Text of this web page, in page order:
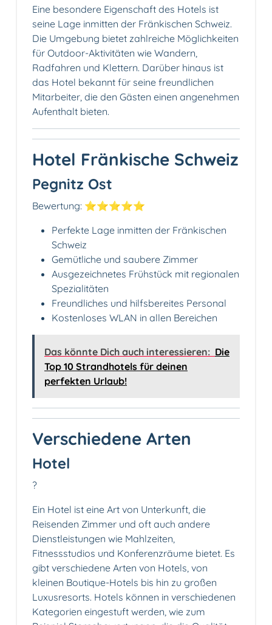
Eine besondere Eigenschaft des Hotels ist
seine Lage inmitten der Fränkischen Schweiz.
Die Umgebung bietet zahlreiche Möglichkeiten
für Outdoor-Aktivitäten wie Wandern,
Radfahren und Klettern. Darüber hinaus ist
das Hotel bekannt für seine freundlichen
Mitarbeiter, die den Gästen einen angenehmen
Aufenthalt bieten.
Hotel Fränkische Schweiz
Pegnitz Ost
Bewertung: ⭐⭐⭐⭐⭐
Perfekte Lage inmitten der Fränkischen
Schweiz
Gemütliche und saubere Zimmer
Ausgezeichnetes Frühstück mit regionalen
Spezialitäten
Freundliches und hilfsbereites Personal
Kostenloses WLAN in allen Bereichen
Das könnte Dich auch interessieren: Die
Top 10 Strandhotels für deinen
perfekten Urlaub!
Verschiedene Arten
Hotel
?
Ein Hotel ist eine Art von Unterkunft, die
Reisenden Zimmer und oft auch andere
Dienstleistungen wie Mahlzeiten,
Fitnessstudios und Konferenzräume bietet. Es
gibt verschiedene Arten von Hotels, von
kleinen Boutique-Hotels bis hin zu großen
Luxusresorts. Hotels können in verschiedenen
Kategorien eingestuft werden, wie zum